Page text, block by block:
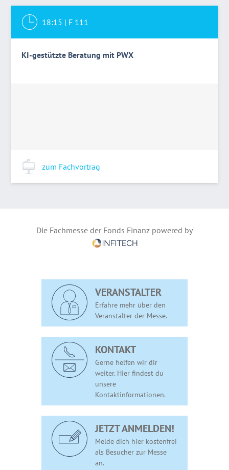
18:15 | F 111
KI-gestützte Beratung mit PWX
zum Fachvortrag
Die Fachmesse der Fonds Finanz powered by
VERANSTALTER
Erfahre mehr über den
Veranstalter der Messe.
KONTAKT
Gerne helfen wir dir
weiter. Hier findest du
unsere
Kontaktinformationen.
JETZT ANMELDEN!
Melde dich hier kostenfrei
als Besucher zur Messe
an.